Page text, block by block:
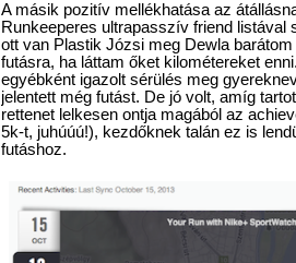
A másik pozitív mellékhatása az
Runkeeperes ultrapasszív friend listával
ott van Plastik Józsi meg Dewla
futásra, ha láttam őket kilométereket
egyébként igazolt sérülés meg
jelentett még futást. De jó volt, amíg
rettenet lelkesen ontja magából az
5k-t, juhúúú!), kezdőknek talán ez is
futáshoz.